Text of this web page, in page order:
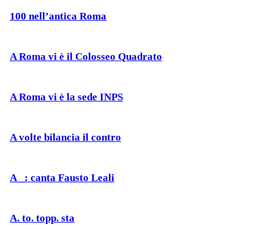
100 nell’antica Roma
A Roma vi è il Colosseo Quadrato
A Roma vi è la sede INPS
A volte bilancia il contro
A _: canta Fausto Leali
A. to. topp. sta